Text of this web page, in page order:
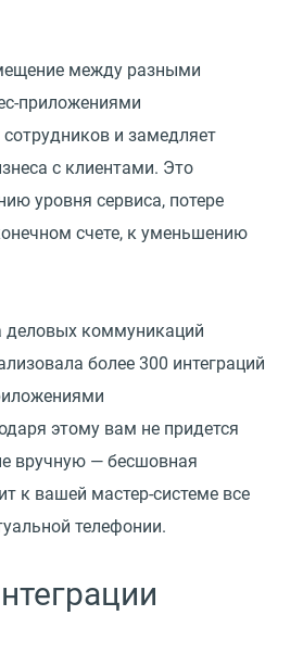
между разными
приложениями
и замедляет
с клиентами. Это
уровня сервиса, потере
счете, к уменьшению
деловых коммуникаций
более 300 интеграций
этому вам не придется
вручную — бесшовная
к вашей мастер-системе все
телефонии.